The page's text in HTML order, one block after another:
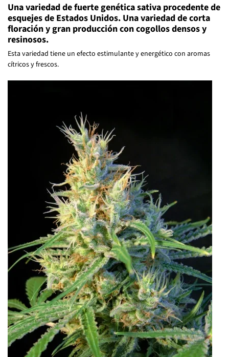
Una variedad de fuerte genética sativa procedente de
esquejes de Estados Unidos. Una variedad de corta
floración y gran producción con cogollos densos y
resinosos.
Esta variedad tiene un efecto estimulante y energético con aromas
cítricos y frescos.